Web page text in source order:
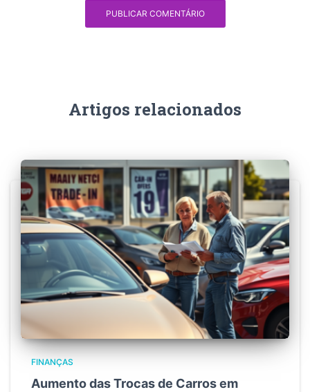
Artigos relacionados
FINANÇAS
Aumento das Trocas de Carros em